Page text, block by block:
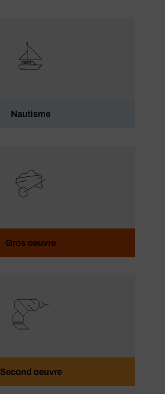
Nautisme
Gros oeuvre
Second oeuvre